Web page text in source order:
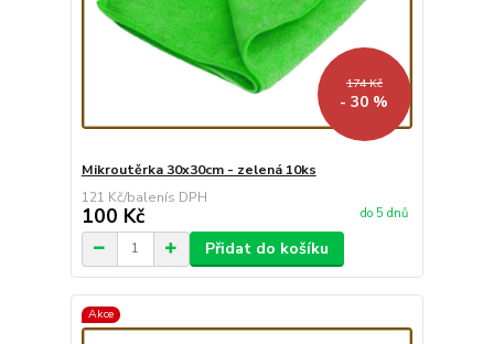
174 Kč
- 30 %
Mikroutěrka 30x30cm - zelená 10ks
121 Kč/balení
100 Kč do 5 dnů
Přidat do košíku
Akce